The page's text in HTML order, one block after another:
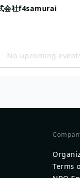
会社f4samurai
No upcoming
Terms